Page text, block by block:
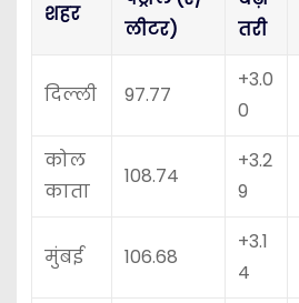
शहर
लीटर)
तरी
दिल्ली 97.77
+3.0
0
कोल
काता
108.74
+3.2
9
मुंबई 106.68
+3.1
4